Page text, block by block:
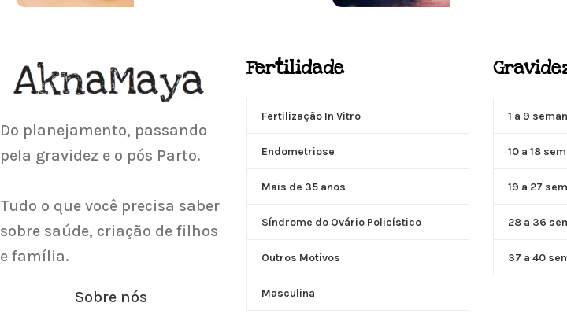
Para antes e depois de engravidar Acupuntura focada para
Do planejamento, passando
pela gravidez e o pós Parto.
Tudo o que você precisa saber
sobre saúde, criação de filhos
e família.
Sobre nós
Fertilidade
Fertilização In Vitro
Endometriose
Mais de 35 anos
Síndrome do Ovário Policístico
Outros Motivos
Masculina
1 a 9
10 a 18
19 a 27
28 a 36
37 a 40